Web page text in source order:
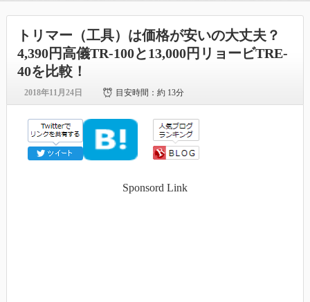
トリマー（工具）は価格が安いの大丈夫？
4,390円高儀TR-100と13,000円リョービTRE-
40を比較！
2018年11月24日 目安時間：約 13分
Sponsord Link